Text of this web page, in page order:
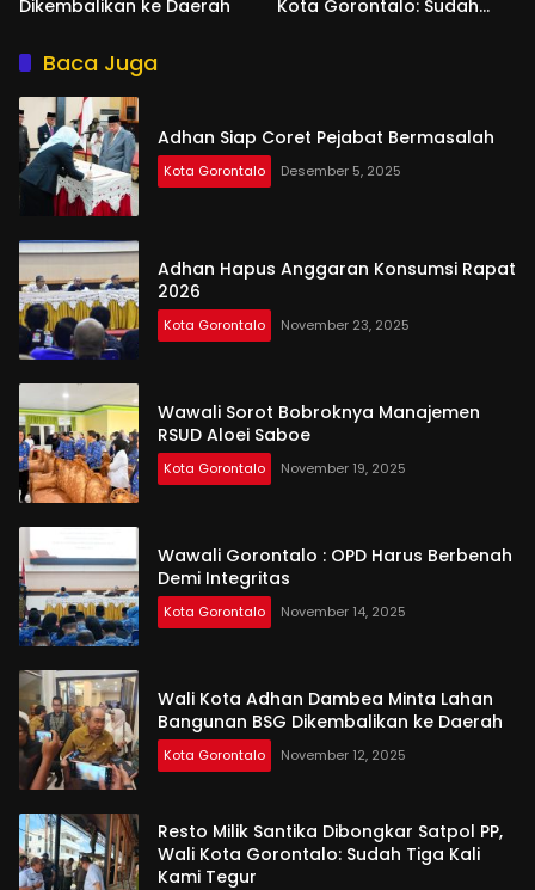
Dikembalikan ke Daerah
Kota Gorontalo: Sudah
Baca Juga
Adhan Siap Coret Pejabat Bermasalah
Kota Gorontalo Desember 5, 2025
Adhan Hapus Anggaran Konsumsi Rapat
2026
Kota Gorontalo November 23, 2025
Wawali Sorot Bobroknya Manajemen
RSUD Aloei Saboe
Kota Gorontalo November 19, 2025
Wawali Gorontalo : OPD Harus Berbenah
Demi Integritas
Kota Gorontalo November 14, 2025
Wali Kota Adhan Dambea Minta Lahan
Bangunan BSG Dikembalikan ke Daerah
Kota Gorontalo November 12, 2025
Resto Milik Santika Dibongkar Satpol PP,
Wali Kota Gorontalo: Sudah Tiga Kali
Kami Tegur